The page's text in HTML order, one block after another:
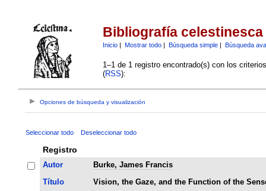
Bibliografía celestinesca
Inicio| Mostrar todo| Búsqueda simple| Búsqueda
1–1 de 1 registro encontrado(s) con los
(RSS):
Opciones de búsqueda y visualización
Seleccionar todo Deseleccionar todo
Registro
Autor
Burke, James Francis
Título
Vision, the Gaze, and the Function of the